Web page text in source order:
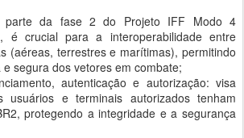
parte da fase 2 do Projeto IFF Modo 4
é crucial para a interoperabilidade entre
(aéreas, terrestres e marítimas), permitindo
segura dos vetores em combate;
autenticação e autorização: visa
usuários e terminais autorizados tenham
protegendo a integridade e a segurança